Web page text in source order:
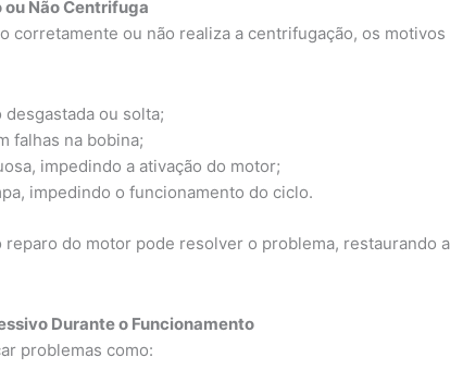
ou Não Centrifuga
corretamente ou não realiza a centrifugação, os motivos
ou solta;
falhas na bobina;
impedindo a ativação do motor;
impedindo o funcionamento do ciclo.
do motor pode resolver o problema, restaurando a
Durante o Funcionamento
problemas como: